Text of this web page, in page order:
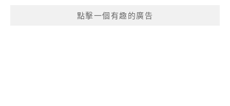
點擊一個有趣的廣告